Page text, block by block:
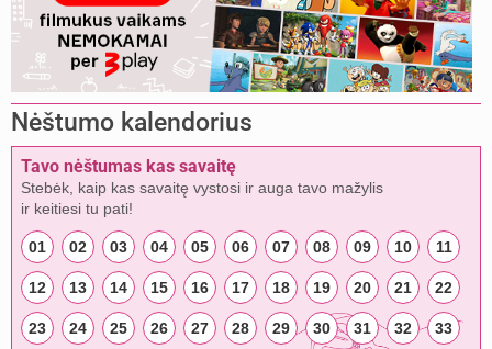
Nėštumo kalendorius
Tavo nėštumas kas savaitę
Stebėk, kaip kas savaitę vystosi ir auga tavo mažylis
ir keitiesi tu pati!
01 02 03 04 05 06 07 08 09 10 11
12 13 14 15 16 17 18 19 20 21 22
23 24 25 26 27 28 29 30 31 32 33